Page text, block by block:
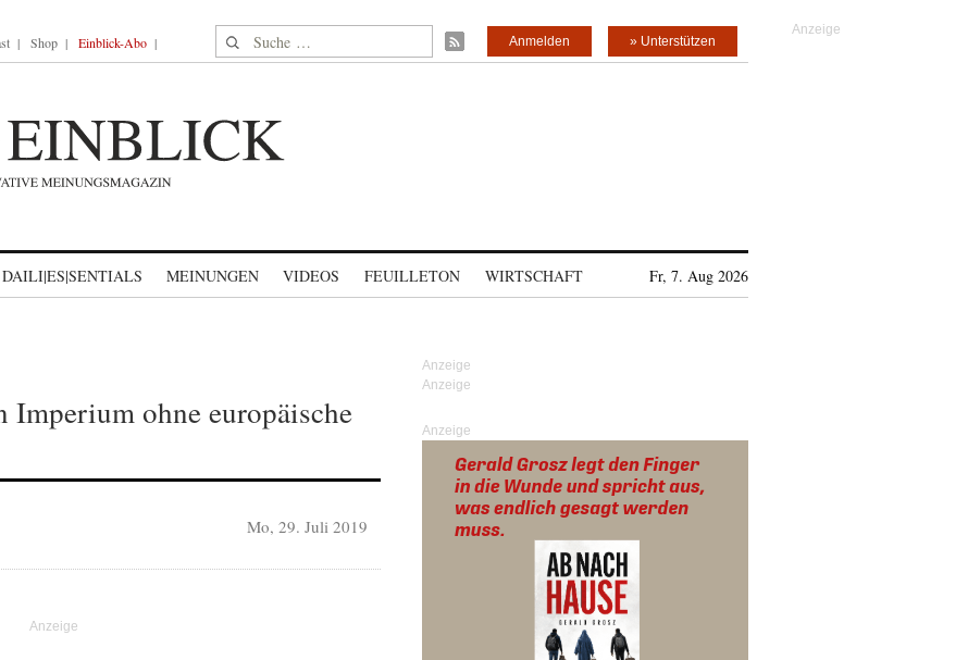
Shop Einblick-Abo Suche nach: » Unterstützen
Anmelden
DAILI|ES|SENTIALS MEINUNGEN VIDEOS FEUILLETON WIRTSCHAFT Fr, 7. Aug 2026
ohne europäische
Mo, 29. Juli 2019
Anzeige